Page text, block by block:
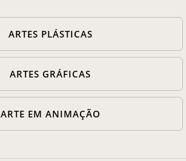
ARTES PLÁSTICAS
ARTES GRÁFICAS
ARTE EM ANIMAÇÃO